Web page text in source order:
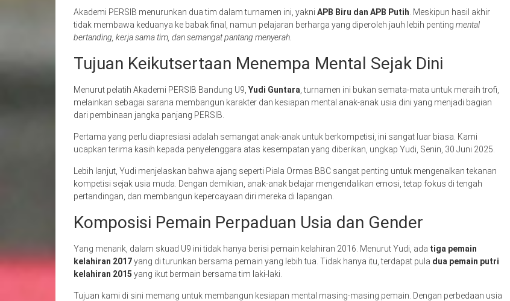
Akademi PERSIB menurunkan dua tim dalam turnamen ini, yakni APB Biru dan APB Putih . Meskipun hasil akhir
tidak membawa keduanya ke babak final, namun pelajaran berharga yang diperoleh jauh lebih penting mental
bertanding, kerja sama tim, dan semangat pantang menyerah.
Tujuan Keikutsertaan Menempa Mental Sejak Dini
Menurut pelatih Akademi PERSIB Bandung U9, Yudi Guntara , turnamen ini bukan semata-mata untuk meraih trofi,
melainkan sebagai sarana membangun karakter dan kesiapan mental anak-anak usia dini yang menjadi bagian
dari pembinaan jangka panjang PERSIB.
Pertama yang perlu diapresiasi adalah semangat anak-anak untuk berkompetisi, ini sangat luar biasa. Kami
ucapkan terima kasih kepada penyelenggara atas kesempatan yang diberikan, ungkap Yudi, Senin, 30 Juni 2025.
Lebih lanjut, Yudi menjelaskan bahwa ajang seperti Piala Ormas BBC sangat penting untuk mengenalkan tekanan
kompetisi sejak usia muda. Dengan demikian, anak-anak belajar mengendalikan emosi, tetap fokus di tengah
pertandingan, dan membangun kepercayaan diri mereka di lapangan.
Komposisi Pemain Perpaduan Usia dan Gender
Yang menarik, dalam skuad U9 ini tidak hanya berisi pemain kelahiran 2016. Menurut Yudi, ada tiga pemain
kelahiran 2017yang di turunkan bersama pemain yang lebih tua. Tidak hanya itu, terdapat pula dua pemain putri
kelahiran 2015 yang ikut bermain bersama tim laki-laki.
Tujuan kami di sini memang untuk membangun kesiapan mental masing-masing pemain. Dengan perbedaan usia